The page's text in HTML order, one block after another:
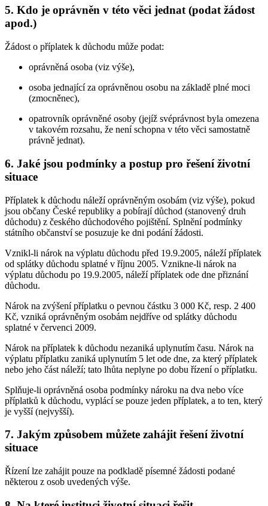
5. Kdo je oprávněn v této věci jednat (podat žádost
apod.)
Žádost o příplatek k důchodu může podat:
oprávněná osoba (viz výše),
osoba jednající za oprávněnou osobu na základě plné moci
(zmocněnec),
opatrovník oprávněné osoby (jejíž svéprávnost byla omezena
v takovém rozsahu, že není schopna v této věci samostatně
právně jednat).
6. Jaké jsou podmínky a postup pro řešení životní
situace
Příplatek k důchodu náleží oprávněným osobám (viz výše), pokud
jsou občany České republiky a pobírají důchod (stanovený druh
důchodu) z českého důchodového pojištění. Splnění podmínky
státního občanství se posuzuje ke dni podání žádosti.
Vznikl-li nárok na výplatu důchodu před 19.9.2005, náleží příplatek
od splátky důchodu splatné v říjnu 2005. Vznikne-li nárok na
výplatu důchodu po 19.9.2005, náleží příplatek ode dne přiznání
důchodu.
Nárok na zvýšení příplatku o pevnou částku 3 000 Kč, resp. 2 400
Kč, vzniká oprávněným osobám nejdříve od splátky důchodu
splatné v červenci 2009.
Nárok na příplatek k důchodu nezaniká uplynutím času. Nárok na
výplatu příplatku zaniká uplynutím 5 let ode dne, za který příplatek
nebo jeho část náleží; tato lhůta neplyne po dobu řízení o příplatku.
Splňuje-li oprávněná osoba podmínky nároku na dva nebo více
příplatků k důchodu, vyplácí se pouze jeden příplatek, a to ten, který
je vyšší (nejvyšší).
7. Jakým způsobem můžete zahájit řešení životní
situace
Řízení lze zahájit pouze na podkladě písemné žádosti podané
některou z osob uvedených výše.